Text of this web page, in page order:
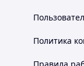
Политика